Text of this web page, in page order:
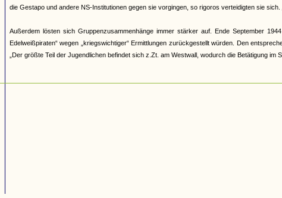
die Gestapo und andere NS-Institutionen gegen sie vorgingen, so rigoros verteidigten sie
Außerdem lösten sich Gruppenzusammenhänge immer stärker auf. Ende September
Edelweißpiraten“ wegen „kriegswichtiger“ Ermittlungen zurückgestellt würden. Den
„Der größte Teil der Jugendlichen befindet sich z.Zt. am Westwall, wodurch die Betätigung im